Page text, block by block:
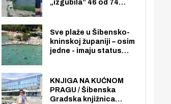
„izgubila” 46 od 74
nego radno sposobnih
osoba među svojih 170
stanovnika.
Sve plaže u Šibensko-
kninskoj županiji – osim
jedne - imaju status
općoj upotrebi. Pristup
je slobodan i besplatan
za sve građane i
KNJIGA NA KUĆNOM
PRAGU / Šibenska
Gradska knjižnica